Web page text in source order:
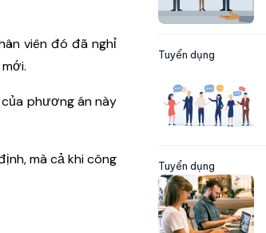
viên đó đã nghỉ
phương án này
mà cả khi công
Tuyển dụng
Tuyển dụng